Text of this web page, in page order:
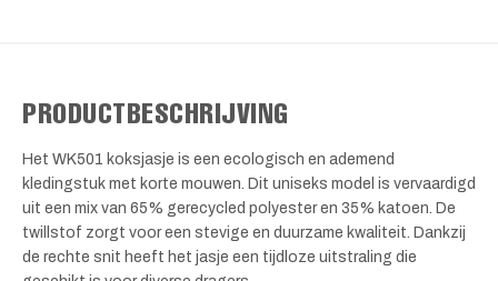
PRODUCTBESCHRIJVING
Het WK501 koksjasje is een ecologisch en ademend
kledingstuk met korte mouwen. Dit uniseks model is vervaardigd
uit een mix van 65% gerecycled polyester en 35% katoen. De
twillstof zorgt voor een stevige en duurzame kwaliteit. Dankzij
de rechte snit heeft het jasje een tijdloze uitstraling die